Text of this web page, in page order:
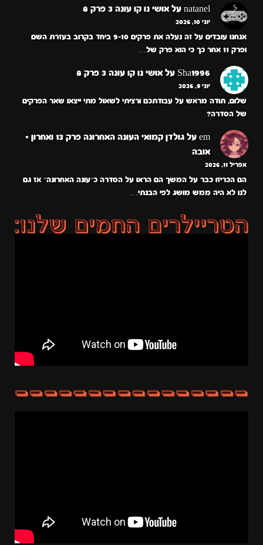
natanel על אושי נו קו עונה 3 פרק 8
יוני 10, 2026
אנחנו עובדים על זה נעלה את פרקים 9-10 ביחד בקרוב בעזרת השם
ופרק 11 אחר כך כי הוא פרק של…
Sha1996 על אושי נו קו עונה 3 פרק 8
יוני 9, 2026
שלום, תודה מראש על עבודתכם ורציתי לשאול מתי ייצאו שאר הפרקים
של הסדרה?
em על
גולדן קמואי העונה האחרונה פרק 13 ואחרון +
אובה
אפריל 11, 2026
הם הכריזו כבר על המשך הם הראו על הסדרה כ״עונה האחרונה״ אז גם
לנו לא היה ממש מושג לפי הבנתי…